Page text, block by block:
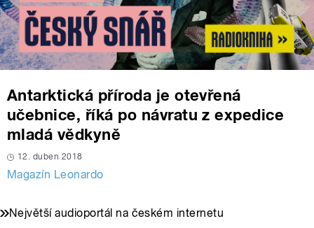
Antarktická příroda je otevřená
učebnice, říká po návratu z expedice
mladá vědkyně
12. duben 2018
Magazín Leonardo
Největší audioportál na českém internetu